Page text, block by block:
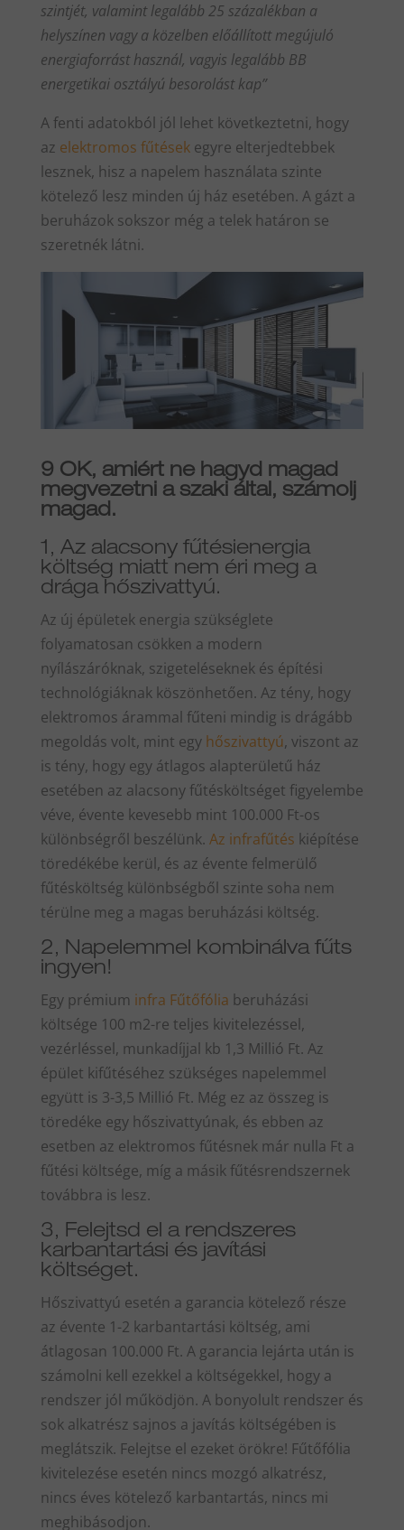
szintjét, valamint legalább 25 százalékban a
helyszínen vagy a közelben előállított megújuló
energiaforrást használ, vagyis legalább BB
energetikai osztályú besorolást kap”
A fenti adatokból jól lehet következtetni, hogy
az elektromos fűtésekegyre elterjedtebbek
lesznek, hisz a napelem használata szinte
kötelező lesz minden új ház esetében. A gázt a
beruházok sokszor még a telek határon se
szeretnék látni.
9 OK, amiért ne hagyd magad
megvezetni a szaki által, számolj
magad.
1, Az alacsony fűtésienergia
költség miatt nem éri meg a
drága hőszivattyú.
Az új épületek energia szükséglete
folyamatosan csökken a modern
nyílászáróknak, szigeteléseknek és építési
technológiáknak köszönhetően. Az tény, hogy
elektromos árammal fűteni mindig is drágább
megoldás volt, mint egy hőszivattyú, viszont az
is tény, hogy egy átlagos alapterületű ház
esetében az alacsony fűtésköltséget figyelembe
véve, évente kevesebb mint 100.000 Ft-os
különbségről beszélünk. Az infrafűtés kiépítése
töredékébe kerül, és az évente felmerülő
fűtésköltség különbségből szinte soha nem
térülne meg a magas beruházási költség.
2, Napelemmel kombinálva fűts
ingyen!
Egy prémium infra Fűtőfólia beruházási
költsége 100 m2-re teljes kivitelezéssel,
vezérléssel, munkadíjjal kb 1,3 Millió Ft. Az
épület kifűtéséhez szükséges napelemmel
együtt is 3-3,5 Millió Ft. Még ez az összeg is
töredéke egy hőszivattyúnak, és ebben az
esetben az elektromos fűtésnek már nulla Ft a
fűtési költsége, míg a másik fűtésrendszernek
továbbra is lesz.
3, Felejtsd el a rendszeres
karbantartási és javítási
költséget.
Hőszivattyú esetén a garancia kötelező része
az évente 1-2 karbantartási költség, ami
átlagosan 100.000 Ft. A garancia lejárta után is
számolni kell ezekkel a költségekkel, hogy a
rendszer jól működjön. A bonyolult rendszer és
sok alkatrész sajnos a javítás költségében is
meglátszik. Felejtse el ezeket örökre! Fűtőfólia
kivitelezése esetén nincs mozgó alkatrész,
nincs éves kötelező karbantartás, nincs mi
meghibásodjon.